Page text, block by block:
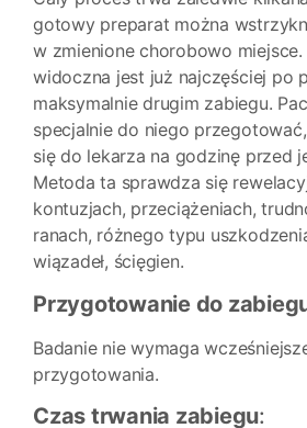
gotowy preparat można
w zmienione chorobowo
widoczna jest już najczęściej po
maksymalnie drugim zabiegu.
specjalnie do niego
się do lekarza na godzinę przed
Metoda ta sprawdza się
kontuzjach, przeciążeniach,
ranach, różnego typu
wiązadeł, ścięgien.
Przygotowanie do
Badanie nie wymaga
przygotowania.
Czas trwania zabiegu: